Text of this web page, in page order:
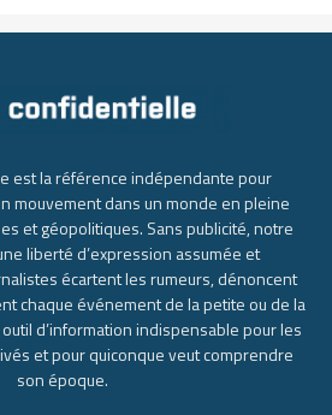
est la référence indépendante pour
mouvement dans un monde en pleine
et géopolitiques. Sans publicité, notre
liberté d’expression assumée et
écartent les rumeurs, dénoncent
chaque événement de la petite ou de la
outil d’information indispensable pour les
et pour quiconque veut comprendre
son époque.